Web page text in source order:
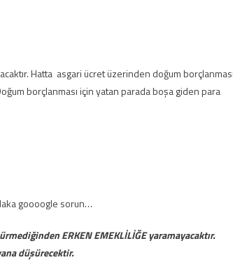
Hatta asgari ücret üzerinden doğum
borçlanması için yatan parada boşa giden para
goooogle sorun…
ERKEN EMEKLİLİĞE yaramayacaktır.
düşürecektir.